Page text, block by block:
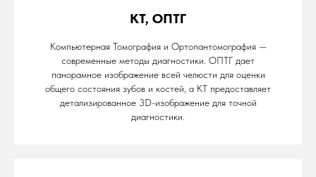
КТ, ОПТГ
Компьютерная Томография и Ортопантомография —
современные методы диагностики. ОПТГ дает
панорамное изображение всей челюсти для оценки
общего состояния зубов и костей, а КТ предоставляет
детализированное 3D-изображение для точной
диагностики.